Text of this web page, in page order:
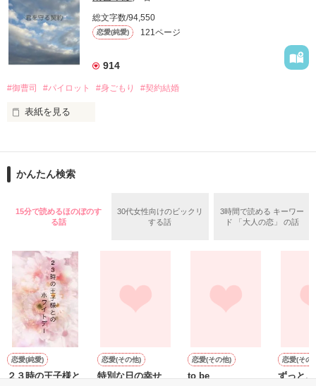
それは後の祭りだった
西澤 美和　26歳
（ニシザワ ミワ）
代表取締役社長
2016/7/29～10/14
商店街の福引きで当てた豪華客船のパーティー券
そこで出会った合理主義の冷酷御曹司
まるで悪魔と契約を結ぶようだったけれど、あらがうことなん
愛のない偽りの婚約のその先は……
冴木　胡桃（さえき　くるみ）
貧乏だけど明るく優しい頑張り屋
×
東郷　彰貴（とうごう　あきたか）
眉目秀麗、冷酷無比
東郷財閥の御曹司
総文字数/94,550
恋愛(純愛) 121ページ
914
#御曹司 #パイロット #身ごもり #契約結婚
表紙を見る
浅川琴音（あさかわことね）　28歳　グランドスタッフ
琴音が20歳、大学の頃両親が事故で亡くなってしまう。歳の離
施設に入れるよう勧められるが、両親を失い2人きりになって
しまった彼女は自分で育てることを決意する。
へと進むが、金銭的余裕がなく、たまたま出会った宗介に契約
結婚を提案され、受けてしまう。
2025.12.21完結
鮭ムニエル様嬉しいレビューありがとうございます！
12/29総合1位を頂きました。本当にありがとうございます！
かんたん検索
15分で読めるほのぼのす
る話
30代女性向けのビックリ
する話
3時間で読める キーワー
ド 「大人の恋」 の話
恋愛(純愛)
２３時の王子様と
恋愛(その他)
特別な日の幸せ
恋愛(その他)
to be
恋愛(その
ずっと